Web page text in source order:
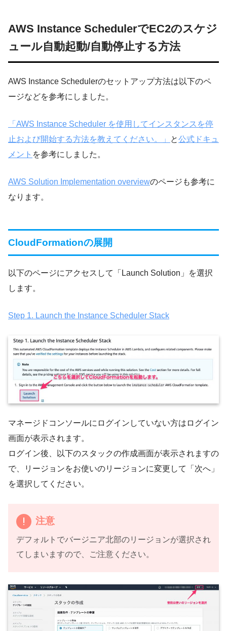
AWS Instance SchedulerでEC2のスケジ
ュール自動起動/自動停止する方法
AWS Instance Schedulerのセットアップ方法は以下のペ
ージなどを参考にしました。
「AWS Instance Scheduler を使用してインスタンスを停
止および開始する方法を教えてください。」
と公式ドキュ
メント を参考にしました。
AWS Solution Implementation overviewのページも参考に
なります。
CloudFormationの展開
以下のページにアクセスして「Launch Solution」を選択
します。
Step 1. Launch the Instance Scheduler Stack
マネージドコンソールにログインしていない方はログイン
画面が表示されます。
ログイン後、以下のスタックの作成画面が表示されますの
で、リージョンをお使いのリージョンに変更して「次へ」
を選択してください。
注意
デフォルトでバージニア北部のリージョンが選択され
てしまいますので、ご注意ください。